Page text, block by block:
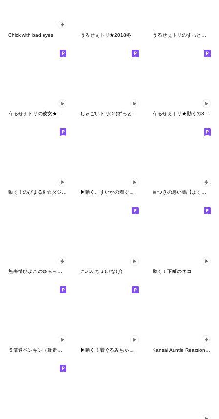
Chick with bad eyes うるせぇトリ★2018冬
動く！のびまる6 ☆ダジャレ ▶動く。すいかの着ぐるみちゃん 目つきの悪い鶏【よく使う言葉】
こぶんちょ(けなげ) 動く！下町のネコ